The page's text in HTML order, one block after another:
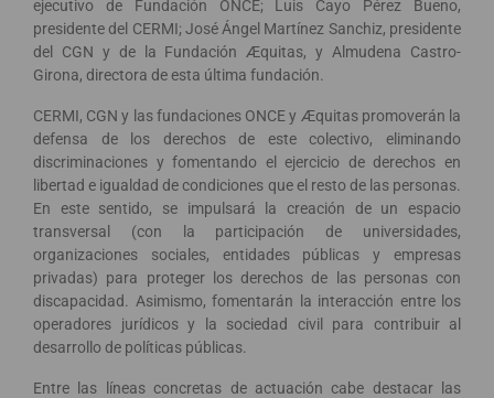
ejecutivo de Fundación ONCE; Luis Cayo Pérez Bueno,
presidente del CERMI; José Ángel Martínez Sanchiz, presidente
del CGN y de la Fundación Æquitas, y Almudena Castro-
Girona, directora de esta última fundación.
CERMI, CGN y las fundaciones ONCE y Æquitas promoverán la
defensa de los derechos de este colectivo, eliminando
discriminaciones y fomentando el ejercicio de derechos en
libertad e igualdad de condiciones que el resto de las personas.
En este sentido, se impulsará la creación de un espacio
transversal (con la participación de universidades,
organizaciones sociales, entidades públicas y empresas
privadas) para proteger los derechos de las personas con
discapacidad. Asimismo, fomentarán la interacción entre los
operadores jurídicos y la sociedad civil para contribuir al
desarrollo de políticas públicas.
Entre las líneas concretas de actuación cabe destacar las